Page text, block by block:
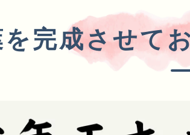
ンジェルライブ
完成させて